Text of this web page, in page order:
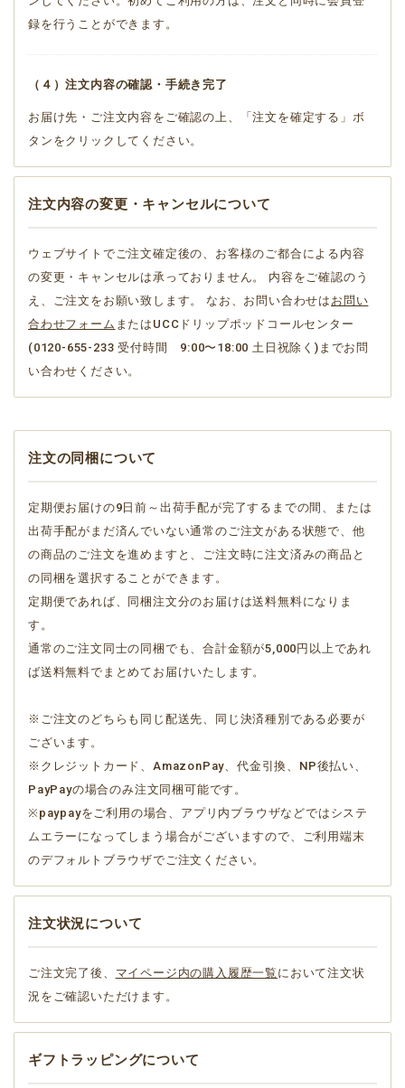
録を行うことができます。
（４）注文内容の確認・手続き完了
お届け先・ご注文内容をご確認の上、「注文を確定する」ボ
タンをクリックしてください。
注文内容の変更・キャンセルについて
ウェブサイトでご注文確定後の、お客様のご都合による内容
の変更・キャンセルは承っておりません。 内容をご確認のう
え、ご注文をお願い致します。 なお、お問い合わせは お問い
合わせフォーム またはUCCドリップポッドコールセンター
(0120-655-233 受付時間 9:00〜18:00 土日祝除く)までお問
い合わせください。
注文の同梱について
定期便お届けの9日前～出荷手配が完了するまでの間、または
出荷手配がまだ済んでいない通常のご注文がある状態で、他
の商品のご注文を進めますと、ご注文時に注文済みの商品と
の同梱を選択することができます。
定期便であれば、同梱注文分のお届けは送料無料になりま
す。
通常のご注文同士の同梱でも、合計金額が5,000円以上であれ
ば送料無料でまとめてお届けいたします。
※ご注文のどちらも同じ配送先、同じ決済種別である必要が
ございます。
※クレジットカード、AmazonPay、代金引換、NP後払い、
PayPayの場合のみ注文同梱可能です。
※paypayをご利用の場合、アプリ内ブラウザなどではシステ
ムエラーになってしまう場合がございますので、ご利用端末
のデフォルトブラウザでご注文ください。
注文状況について
ご注文完了後、 マイページ内の購入履歴一覧 において注文状
況をご確認いただけます。
ギフトラッピングについて